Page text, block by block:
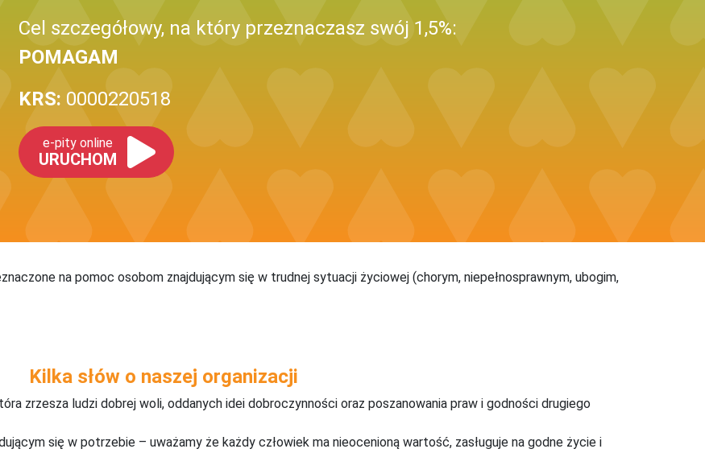
Cel szczegółowy, na który przeznaczasz swój 1,5%:
POMAGAM
KRS: 0000220518
e-pity online
URUCHOM
na pomoc osobom znajdującym się w trudnej sytuacji życiowej (chorym, niepełnosprawnym, ubogim,
Kilka słów o naszej organizacji
zrzesza ludzi dobrej woli, oddanych idei dobroczynności oraz poszanowania praw i godności drugiego
się w potrzebie – uważamy że każdy człowiek ma nieocenioną wartość, zasługuje na godne życie i